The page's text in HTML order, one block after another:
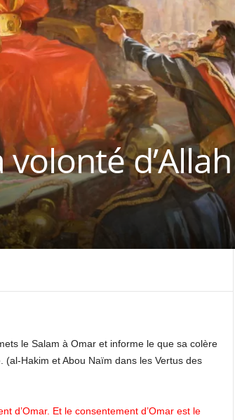
le Salam à Omar et informe le que sa colère
Hakim et Abou Naïm dans les Vertus des
d’Omar. Et le consentement d’Omar est le